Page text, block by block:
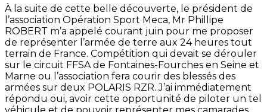
À la suite de cette belle découverte, le président de
l’association Opération Sport Meca, Mr Phillipe
ROBERT m’a appelé courant juin pour me proposer
de représenter l’armée de terre aux 24 heures tout
terrain de France. Compétition qui devait se dérouler
sur le circuit FFSA de Fontaines-Fourches en Seine et
Marne ou l’association fera courir des blessés des
armées sur deux POLARIS RZR. J’ai immédiatement
répondu oui, avoir cette opportunité de piloter un tel